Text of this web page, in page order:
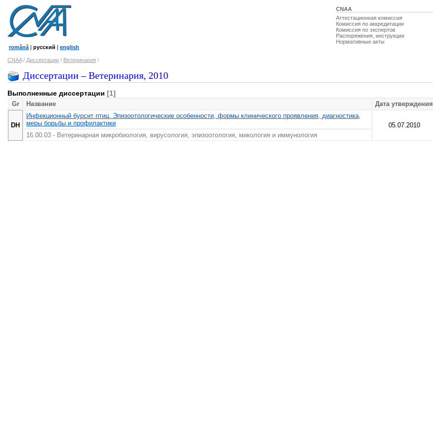
CNAA
Аттестационная комиссия
Комиссия по аккредитации
Комиссия по экспертов
Распоряжения, инструкции
Нормативные акты
română | русский | english
CNAA/ Диссертации / Ветеринария /
Диссертации – Ветеринария, 2010
Выполненные диссертации [1]
Gr Название Дата утверждения
DH
Инфекционный бурсит птиц. Эпизоотологические особенности, формы клинического проявления, диагностика,
меры борьбы и профилактики
05.07.2010
16.00.03 - Ветеринарная микробиология, вирусология, эпизоотология, микология и иммунология